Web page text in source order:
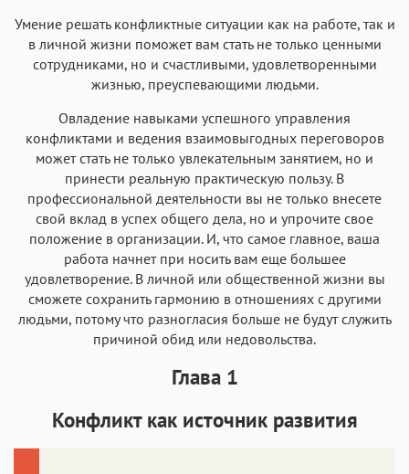
Умение решать конфликтные ситуации как на работе, так и
в личной жизни поможет вам стать не только ценными
сотрудниками, но и счастливыми, удовлетворенными
жизнью, преуспевающими людьми.
Овладение навыками успешного управления
конфликтами и ведения взаимовыгодных переговоров
может стать не только увлекательным занятием, но и
принести реальную практическую пользу. В
профессиональной деятельности вы не только внесете
свой вклад в успех общего дела, но и упрочите свое
положение в организации. И, что самое главное, ваша
работа начнет при носить вам еще большее
удовлетворение. В личной или общественной жизни вы
сможете сохранить гармонию в отношениях с другими
людьми, потому что разногласия больше не будут служить
причиной обид или недовольства.
Глава 1
Конфликт как источник развития